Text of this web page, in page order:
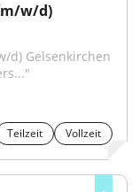
w/d)
d) Gelsenkirchen
Teilzeit Vollzeit